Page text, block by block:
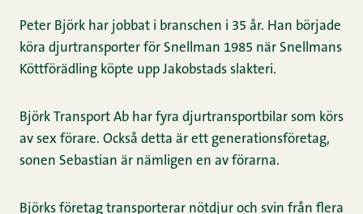
Peter Björk har jobbat i branschen i 35 år. Han började
köra djurtransporter för Snellman 1985 när Snellmans
Köttförädling köpte upp Jakobstads slakteri.
Björk Transport Ab har fyra djurtransportbilar som körs
av sex förare. Också detta är ett generationsföretag,
sonen Sebastian är nämligen en av förarna.
Björks företag transporterar nötdjur och svin från flera